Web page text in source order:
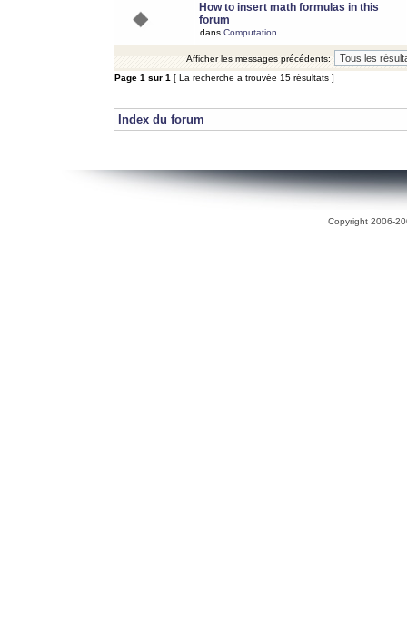
How to insert math formulas in this
forum
dans Computation
Afficher les messages précédents:
Page 1 sur 1 [ La recherche a trouvée 15 résultats ]
Index du forum
Copyright 2006-